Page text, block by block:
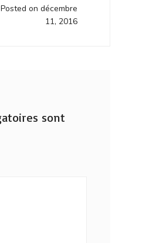
Posted on décembre
11, 2016
sont